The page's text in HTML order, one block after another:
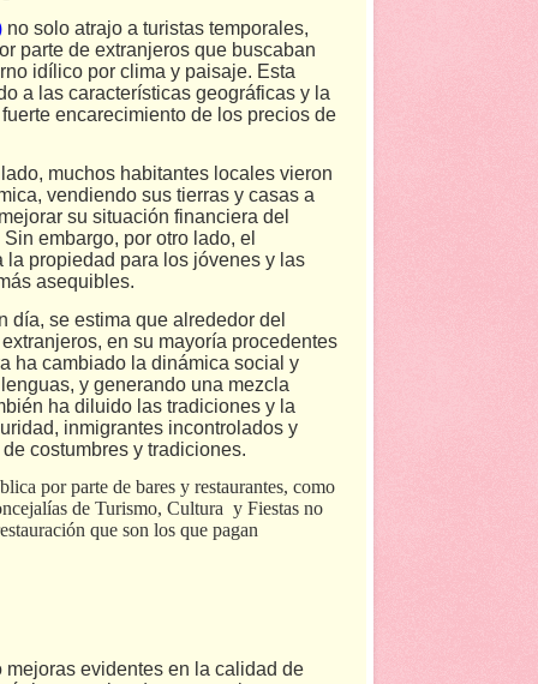
no solo atrajo a turistas temporales,
parte de extranjeros que buscaban
idílico por clima y paisaje. Esta
a las características geográficas y la
encarecimiento de los precios de
muchos habitantes locales vieron
vendiendo sus tierras y casas a
su situación financiera del
embargo, por otro lado, el
propiedad para los jóvenes y las
asequibles.
día, se estima que alrededor del
en su mayoría procedentes
ha cambiado la dinámica social y
y generando una mezcla
ha diluido las tradiciones y la
inmigrantes incontrolados y
costumbres y tradiciones.
por parte de bares y restaurantes, como
de Turismo, Cultura y Fiestas no
que son los que pagan
evidentes en la calidad de